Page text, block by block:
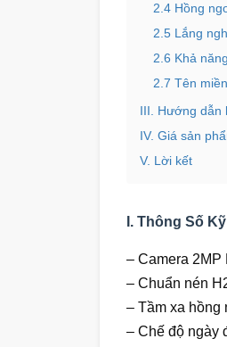
2.4 Hồng
2.5 Lắng
2.6 Khả
2.7 Tên
III. Hướng dẫn
IV. Giá sản
V. Lời kết
I. Thông Số
– Camera 2MP
– Chuẩn nén
– Tầm xa hồng
– Chế độ ngày